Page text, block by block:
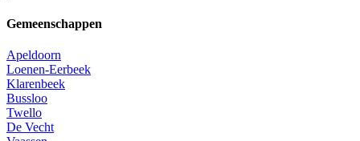
Gemeenschappen
Apeldoorn
Loenen-Eerbeek
Klarenbeek
Bussloo
Twello
De Vecht